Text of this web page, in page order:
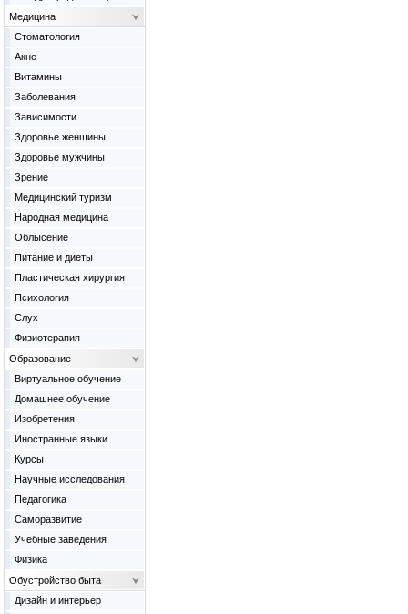
Медицина
Cтоматология
Акне
Витамины
Заболевания
Зависимости
Здоровье женщины
Здоровье мужчины
Зрение
Медицинский туризм
Народная медицина
Облысение
Питание и диеты
Пластическая хирургия
Психология
Слух
Физиотерапия
Образование
Виртуальное обучение
Домашнее обучение
Изобретения
Иностранные языки
Курсы
Научные исследования
Педагогика
Саморазвитие
Учебные заведения
Физика
Обустройство быта
Дизайн и интерьер